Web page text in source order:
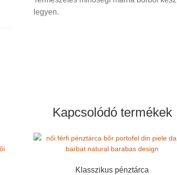
legyen.
Kapcsolódó termékek
Klasszikus pénztárca